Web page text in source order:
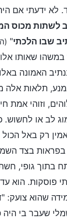
לא ידעתי אם
לשתות מכוס
שבו הלכתי"
שאותו
בנתיב
תלאות
וזוהי אמת
לב או
רק באל
בצד
בתוך גופי,
פוסקות. הוא
שהוא
שעבר בי